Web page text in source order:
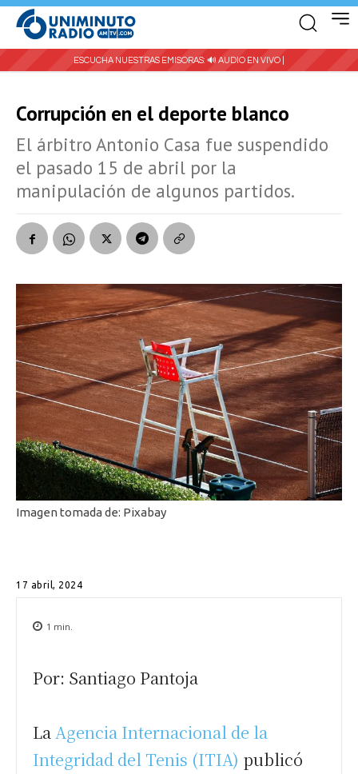
ESCUCHA NUESTRAS EMISORAS: 🔊 AUDIO EN VIVO |
Corrupción en el deporte blanco
El árbitro Antonio Casa fue suspendido
el pasado 15 de abril por la
manipulación de algunos partidos.
Imagen tomada de: Pixabay
17 abril, 2024
1 min.
Por: Santiago Pantoja
LaAgencia Internacional de la
Integridad del Tenis (ITIA) publicó